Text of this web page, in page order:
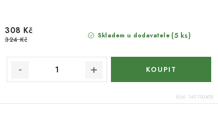
Skladem u dodavatele (5 ks)
308 Kč
324 Kč
Kód: 145-700408